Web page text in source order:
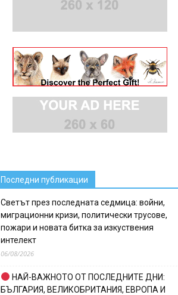
Последни публикации
Светът през последната седмица: войни,
миграционни кризи, политически трусове,
пожари и новата битка за изкуствения
интелект
06/08/2026
НАЙ-ВАЖНОТО ОТ ПОСЛЕДНИТЕ ДНИ:
БЪЛГАРИЯ, ВЕЛИКОБРИТАНИЯ, ЕВРОПА И